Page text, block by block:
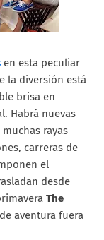
en esta peculiar
la diversión está
brisa en
Habrá nuevas
rayas
carreras de
el
desde
The
aventura fuera